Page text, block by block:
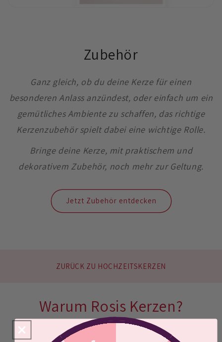
Zubehör
Ganz gleich, ob du deine Kerze für einen
besonderen Anlass anzündest, oder einfach um ein
gemütliches Ambiente zu schaffen, das richtige
Kerzenzubehör spielt dabei eine wichtige Rolle.
Bringe deine Kerze, mit praktischem und
dekorativem Zubehör, noch mehr zur Geltung.
Jetzt Zubehör entdecken
ZURÜCK ZU HOCHZEITSKERZEN
Warum Rosis Kerzen?